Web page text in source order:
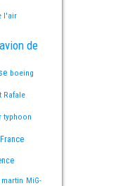
l'air
avion de
boeing
Rafale
typhoon
France
MiG-